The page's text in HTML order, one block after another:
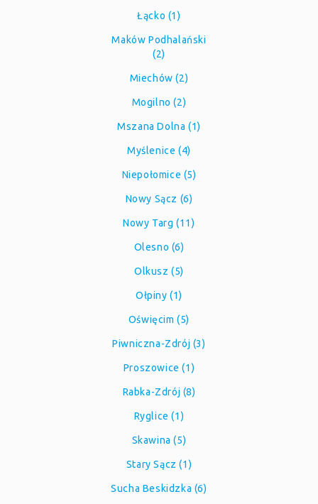
Łącko (1)
Maków Podhalański
(2)
Miechów (2)
Mogilno (2)
Mszana Dolna (1)
Myślenice (4)
Niepołomice (5)
Nowy Sącz (6)
Nowy Targ (11)
Olesno (6)
Olkusz (5)
Ołpiny (1)
Oświęcim (5)
Piwniczna-Zdrój (3)
Proszowice (1)
Rabka-Zdrój (8)
Ryglice (1)
Skawina (5)
Stary Sącz (1)
Sucha Beskidzka (6)